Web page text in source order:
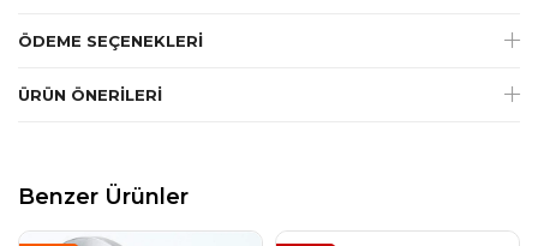
ÖDEME SEÇENEKLERI
ÜRÜN ÖNERILERI
Benzer Ürünler